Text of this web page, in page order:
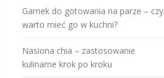
Garnek do gotowania na parze – czy
warto mieć go w kuchni?
Nasiona chia – zastosowanie
kulinarne krok po kroku